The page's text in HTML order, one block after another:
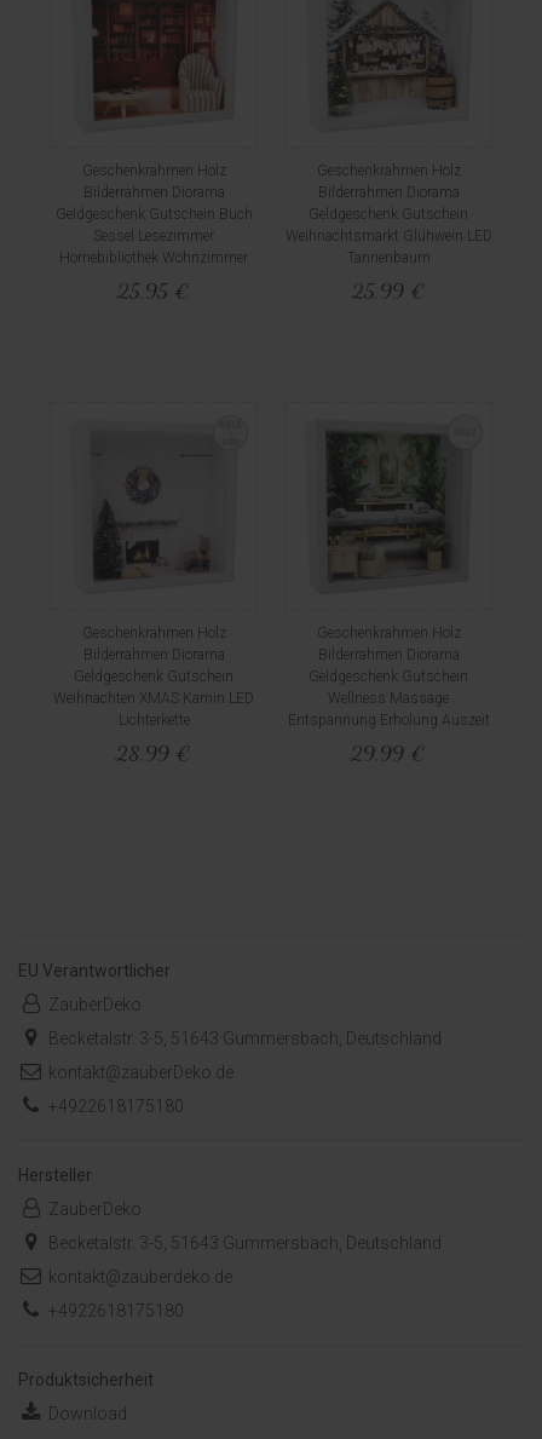
Geschenkrahmen Holz
Bilderrahmen Diorama
Geldgeschenk Gutschein Buch
Sessel Lesezimmer
Homebibliothek Wohnzimmer
25,95 €
Geschenkrahmen Holz
Bilderrahmen Diorama
Geldgeschenk Gutschein
Weihnachtsmarkt Glühwein LED
Tannenbaum
25,99 €
Geschenkrahmen Holz
Bilderrahmen Diorama
Geldgeschenk Gutschein
Weihnachten XMAS Kamin LED
Lichterkette
28,99 €
Geschenkrahmen Holz
Bilderrahmen Diorama
Geldgeschenk Gutschein
Wellness Massage
Entspannung Erholung Auszeit
29,99 €
EU Verantwortlicher
ZauberDeko
Becketalstr. 3-5, 51643 Gummersbach, Deutschland
kontakt@zauberDeko.de
+4922618175180
Hersteller
ZauberDeko
Becketalstr. 3-5, 51643 Gummersbach, Deutschland
kontakt@zauberdeko.de
+4922618175180
Produktsicherheit
Download